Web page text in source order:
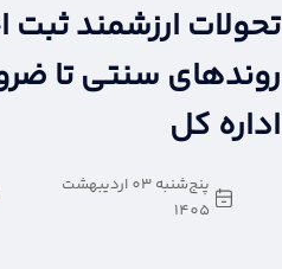
تحولات ارزشمند ثبت
روندهای سنتی تا
اداره کل
پنج‌شنبه 03 اردیبهشت
1405